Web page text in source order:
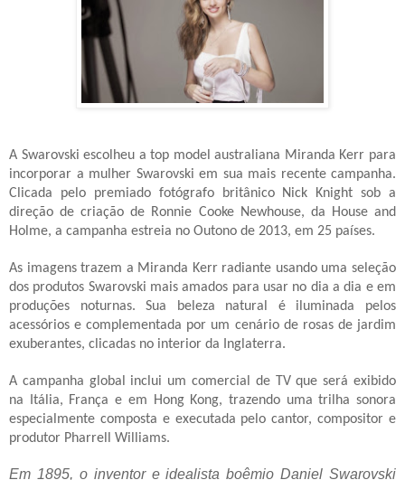
A Swarovski escolheu a top model australiana Miranda Kerr para
incorporar a mulher Swarovski em sua mais recente campanha.
Clicada pelo premiado fotógrafo britânico Nick Knight sob a
direção de criação de Ronnie Cooke Newhouse, da House and
Holme, a campanha estreia no Outono de 2013, em 25 países.
As imagens trazem a Miranda Kerr radiante usando uma seleção
dos produtos Swarovski mais amados para usar no dia a dia e em
produções noturnas. Sua beleza natural é iluminada pelos
acessórios e complementada por um cenário de rosas de jardim
exuberantes, clicadas no interior da Inglaterra.
A campanha global inclui um comercial de TV que será exibido
na Itália, França e em Hong Kong, trazendo uma trilha sonora
especialmente composta e executada pelo cantor, compositor e
produtor Pharrell Williams.
Em 1895, o inventor e idealista boêmio Daniel Swarovski